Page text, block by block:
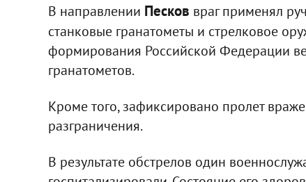
В направлении Песков враг применял
станковые гранатометы и стрелковое
формирования Российской Федерации
гранатометов.
Кроме того, зафиксировано пролет
разграничения.
В результате обстрелов один